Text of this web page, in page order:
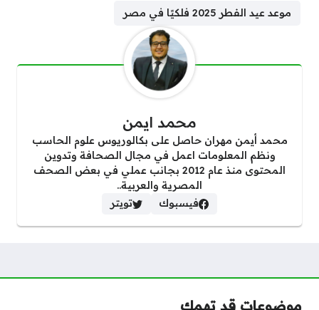
موعد عيد الفطر 2025 فلكيًا في مصر
محمد ايمن
محمد أيمن مهران حاصل على بكالوريوس علوم الحاسب
ونظم المعلومات اعمل في مجال الصحافة وتدوين
المحتوى منذ عام 2012 بجانب عملي في بعض الصحف
المصرية والعربية..
فيسبوك
تويتر
موضوعات قد تهمك